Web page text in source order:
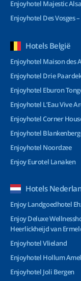
Enjoyhotel Majestic
Enjoyhotel Des Vosges –
Hotels België
Enjoyhotel Maison des
Enjoyhotel Drie
Enjoyhotel Eburon
Enjoyhotel L’Eau Vive
Enjoyhotel Corner
Enjoyhotel
Enjoyhotel Noordzee
Enjoy Eurotel Lanaken
Hotels
Enjoy Landgoedhotel
Enjoy Deluxe
Heerlickheijd van
Enjoyhotel Vlieland
Enjoyhotel Hollum
Enjoyhotel Joli Bergen